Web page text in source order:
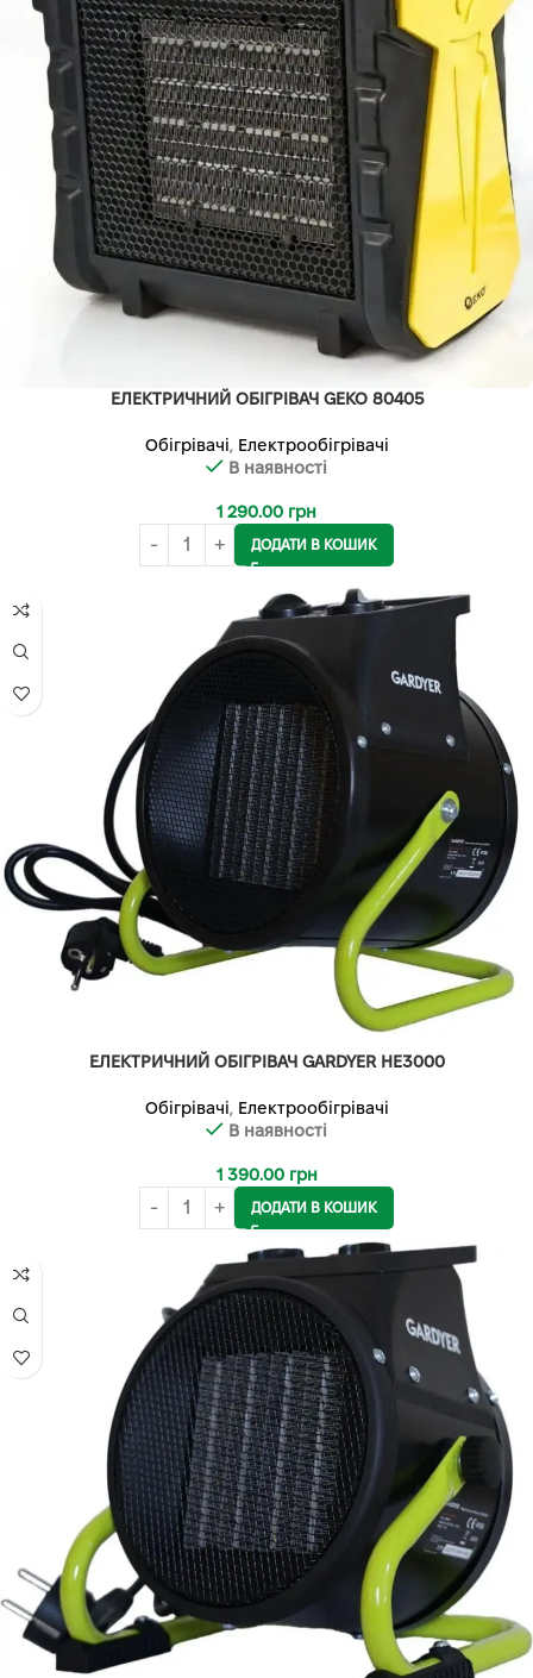
ЕЛЕКТРИЧНИЙ ОБІГРІВАЧ GEKO 80405
Обігрівачі, Електрообігрівачі
В наявності
1 290.00 грн
ДОДАТИ В КОШИК
ЕЛЕКТРИЧНИЙ ОБІГРІВАЧ GARDYER HE3000
Обігрівачі, Електрообігрівачі
В наявності
1 390.00 грн
ДОДАТИ В КОШИК